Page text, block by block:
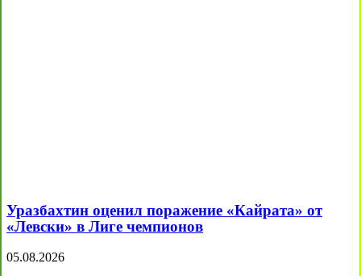
Уразбахтин оценил поражение «Кайрата» от
«Левски» в Лиге чемпионов
05.08.2026